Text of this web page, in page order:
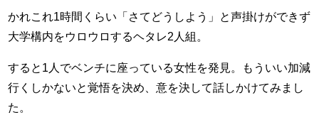
かれこれ1時間くらい「さてどうしよう」と声掛けができず
大学構内をウロウロするヘタレ2人組。
すると1人でベンチに座っている女性を発見。もういい加減
行くしかないと覚悟を決め、意を決して話しかけてみまし
た。